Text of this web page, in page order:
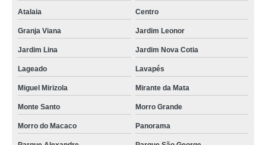
Atalaia Centro
Granja Viana Jardim Leonor
Jardim Lina Jardim Nova Cotia
Lageado Lavapés
Miguel Mirizola Mirante da Mata
Monte Santo Morro Grande
Morro do Macaco Panorama